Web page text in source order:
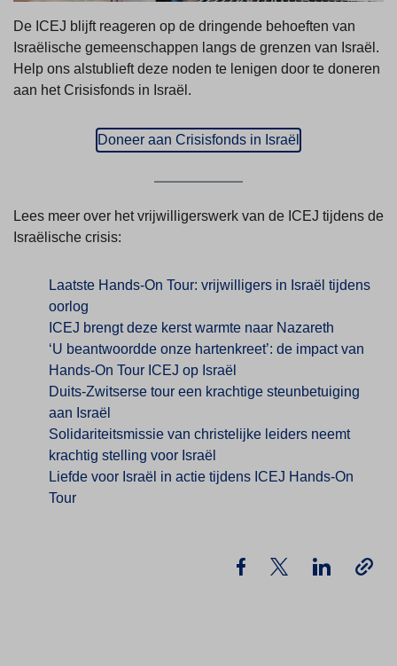
De ICEJ blijft reageren op de dringende behoeften van
Israëlische gemeenschappen langs de grenzen van Israël.
Help ons alstublieft deze noden te lenigen door te doneren
aan het Crisisfonds in Israël.
Doneer aan Crisisfonds in Israël
Lees meer over het vrijwilligerswerk van de ICEJ tijdens de
Israëlische crisis:
Laatste Hands-On Tour: vrijwilligers in Israël tijdens
oorlog
ICEJ brengt deze kerst warmte naar Nazareth
‘U beantwoordde onze hartenkreet’: de impact van
Hands-On Tour ICEJ op Israël
Duits-Zwitserse tour een krachtige steunbetuiging
aan Israël
Solidariteitsmissie van christelijke leiders neemt
krachtig stelling voor Israël
Liefde voor Israël in actie tijdens ICEJ Hands-On
Tour